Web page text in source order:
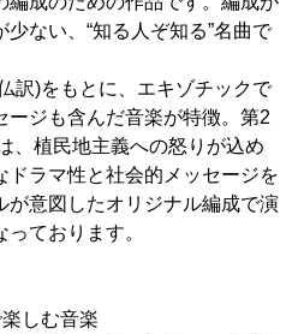
ない、“知る人ぞ知る”名曲で
訳)をもとに、エキゾチックで
ージも含んだ音楽が特徴。第2
、植民地主義への怒りが込め
ドラマ性と社会的メッセージを
が意図したオリジナル編成で演
ております。
しむ音楽